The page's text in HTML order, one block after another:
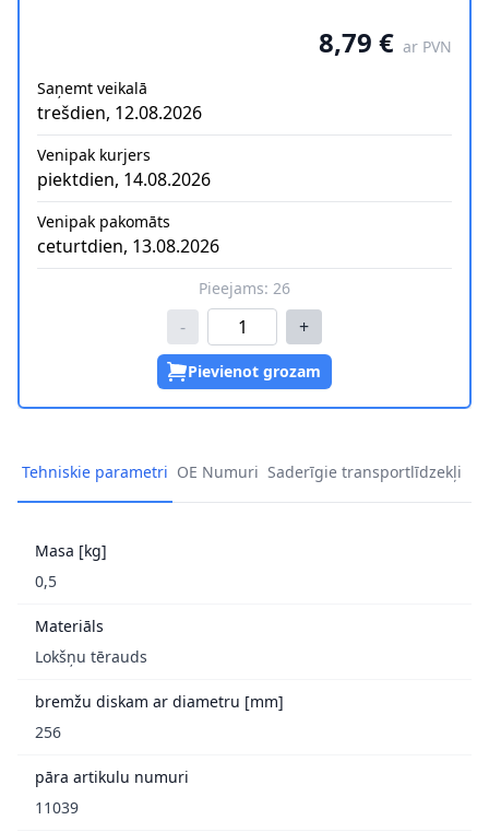
8,79 € ar PVN
Saņemt veikalā
trešdien, 12.08.2026
Venipak kurjers
piektdien, 14.08.2026
Venipak pakomāts
ceturtdien, 13.08.2026
Pieejams: 26
- +
Pievienot grozam
Tehniskie parametri OE Numuri Saderīgie transportlīdzekļi
Masa [kg]
0,5
Materiāls
Lokšņu tērauds
bremžu diskam ar diametru [mm]
256
pāra artikulu numuri
11039